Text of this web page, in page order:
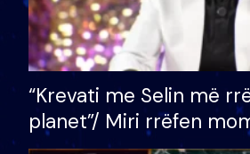
“Krevati me Selin më
planet”/ Miri rrëfen
bukura në shtëpinë e